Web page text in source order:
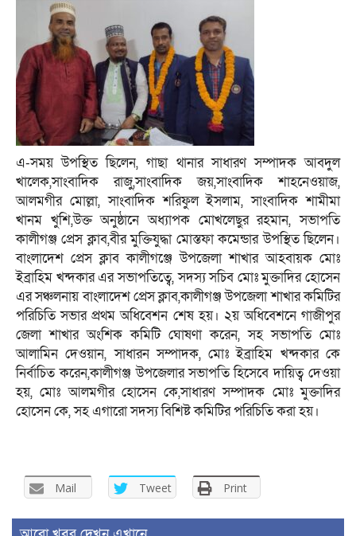
এ-সময় উপস্থিত ছিলেন, গাছা থানার সাধারণ সম্পাদক আবদুল
খালেক,সাংবাদিক রাজু,সাংবাদিক জয়,সাংবাদিক শাহনেওয়াজ,
আলমগীর মোল্লা, সাংবাদিক শরিফুল ইসলাম, সাংবাদিক শামীমা
খানম খুশি,উক্ত অনুষ্ঠানে অধ্যাপক মোখলেছুর রহমান, সভাপতি
কালীগঞ্জ প্রেস ক্লাব,বীর মুক্তিযুদ্ধা মোস্তফা কমেন্ডার উপস্থিত ছিলেন।
বাংলাদেশ প্রেস ক্লাব কালীগঞ্জে উপজেলা শাখার আহবায়ক মোঃ
ইব্রাহিম খন্দকার এর সভাপতিত্বে, সদস্য সচিব মোঃ মুক্তাদির হোসেন
এর সঞ্চলনায় বাংলাদেশ প্রেস ক্লাব,কালীগঞ্জ উপজেলা শাখার কমিটির
পরিচিতি সভার প্রথম অধিবেশন শেষ হয়। ২য় অধিবেশনে গাজীপুর
জেলা শাখার অংশিক কমিটি ঘোষণা করেন, সহ সভাপতি মোঃ
আলামিন দেওয়ান, সাধারন সম্পাদক, মোঃ ইব্রাহিম খন্দকার কে
নির্বাচিত করেন,কালীগঞ্জ উপজেলার সভাপতি হিসেবে দায়িত্ব দেওয়া
হয়, মোঃ আলমগীর হোসেন কে,সাধারণ সম্পাদক মোঃ মুক্তাদির
হোসেন কে, সহ এগারো সদস্য বিশিষ্ট কমিটির পরিচিতি করা হয়।
Mail Tweet Print